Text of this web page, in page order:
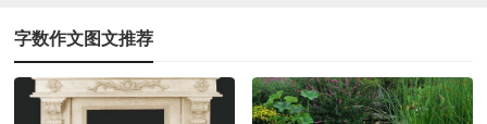
字数作文图文推荐